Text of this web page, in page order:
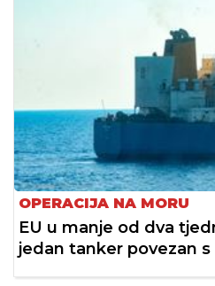
OPERACIJA NA MORU
EU u manje od dva
jedan tanker povezan s